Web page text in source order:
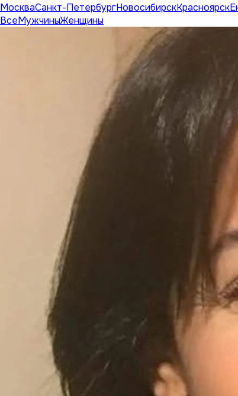
МоскваСанкт-ПетербургНовосибирскКрасноярск
ВсеМужчиныЖенщины